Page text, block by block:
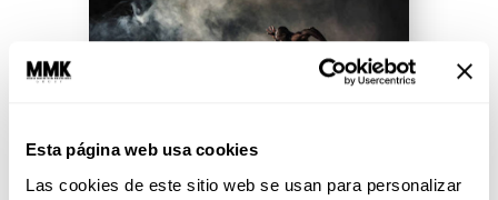
Esta página web usa cookies
Las cookies de este sitio web se usan para personalizar